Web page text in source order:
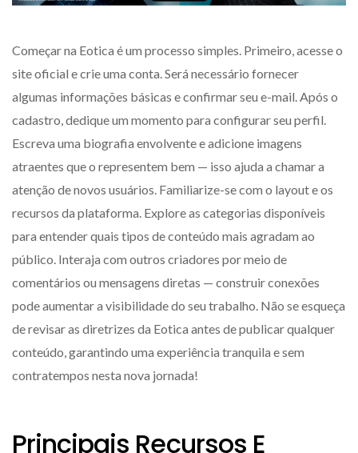
Começar na Eotica é um processo simples. Primeiro, acesse o
site oficial e crie uma conta. Será necessário fornecer
algumas informações básicas e confirmar seu e-mail. Após o
cadastro, dedique um momento para configurar seu perfil.
Escreva uma biografia envolvente e adicione imagens
atraentes que o representem bem — isso ajuda a chamar a
atenção de novos usuários. Familiarize-se com o layout e os
recursos da plataforma. Explore as categorias disponíveis
para entender quais tipos de conteúdo mais agradam ao
público. Interaja com outros criadores por meio de
comentários ou mensagens diretas — construir conexões
pode aumentar a visibilidade do seu trabalho. Não se esqueça
de revisar as diretrizes da Eotica antes de publicar qualquer
conteúdo, garantindo uma experiência tranquila e sem
contratempos nesta nova jornada!
Principais Recursos E